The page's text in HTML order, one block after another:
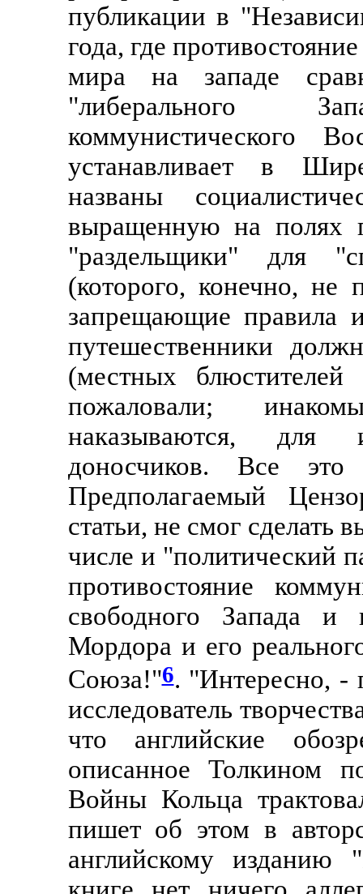
публикации в
года, где
мира на западе
"либерального
коммунистического
устанавливает в
названы
выращенную на полях
"раздельщики" для
(которого, конечно, не
запрещающие правила
путешественники
(местных
пожаловали;
наказываются, для
доносчиков. Все
Предполагаемый
статьи, не смог сделать
числе и "политический
противостояние
свободного Запада и
Мордора и его
Союза!"6. "Интересно, -
исследователь
что английские
описанное Толкином
Войны Кольца
пишет об этом в
английскому